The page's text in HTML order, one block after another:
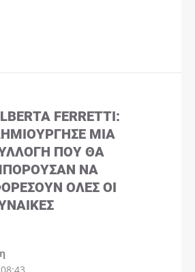
FERRETTI:
ΜΊΑ
ΠΟΥ ΘΑ
ΝΑ
ΌΛΕΣ ΟΙ